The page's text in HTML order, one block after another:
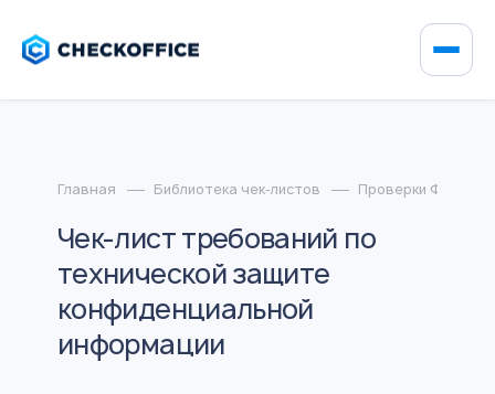
Главная Библиотека чек-листов Проверки ФСТЭК
Чек-лист требований по
технической защите
конфиденциальной
информации